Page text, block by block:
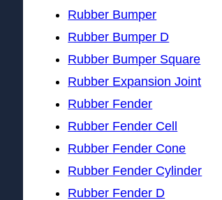
Rubber Bumper
Rubber Bumper D
Rubber Bumper Square
Rubber Expansion Joint
Rubber Fender
Rubber Fender Cell
Rubber Fender Cone
Rubber Fender Cylinder
Rubber Fender D